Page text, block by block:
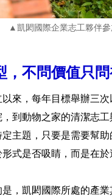
▲凱閎國際企業志工夥伴
，不問價值只
來，每年目標舉辦三
到動物之家的清潔志
主題，只要是需要幫
式是否吸睛，而是在
，凱閎國際所處的產